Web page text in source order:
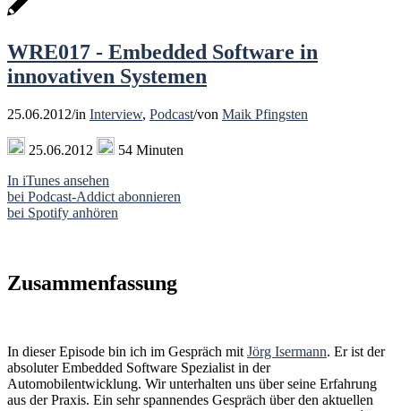
WRE017 - Embedded Software in
innovativen Systemen
25.06.2012/in Interview, Podcast/von Maik Pfingsten
25.06.2012
54 Minuten
In iTunes ansehen
bei Podcast-Addict abonnieren
bei Spotify anhören
Zusammenfassung
In dieser Episode bin ich im Gespräch mit Jörg Isermann. Er ist der
absoluter Embedded Software Spezialist in der
Automobilentwicklung. Wir unterhalten uns über seine Erfahrung
aus der Praxis. Ein sehr spannendes Gespräch über den aktuellen